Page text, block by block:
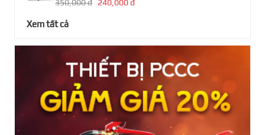
350,000 đ 240,000 đ
Xem tất cả